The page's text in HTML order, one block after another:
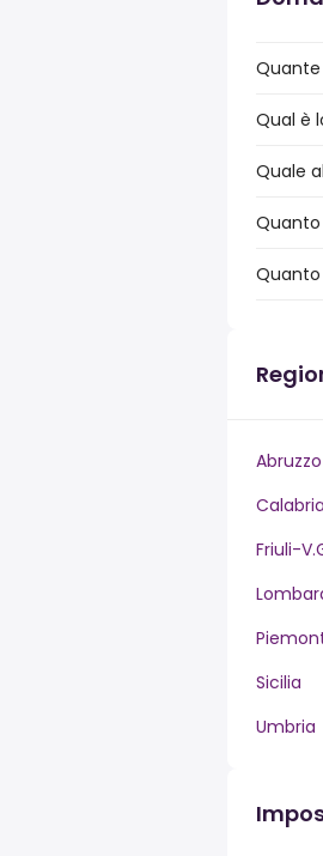
Quante
Qual è
Quale
Quanto
Quanto
Abruzzo
Calabria
Friuli-
Sicilia
Umbria